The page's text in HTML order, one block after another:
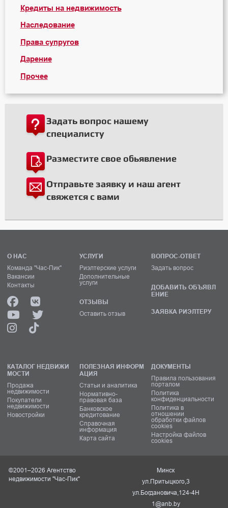
Кредиты на недвижимость
Наследование
Права супругов
Дарение
Прочее
Задать вопрос нашему
специалисту
Разместите свое обьявление
Отправьте заявку и наш агент
свяжется с вами
О НАС
Команда "Час-Пик"
Вакансии
Контакты
УСЛУГИ
Риэлтерские услуги
Дополнительные
услуги
ОТЗЫВЫ
Оставить отзыв
ВОПРОС-ОТВЕТ
Задать вопрос
ДОБАВИТЬ ОБЪЯВЛ
ЕНИЕ
ЗАЯВКА РИЭЛТЕРУ
КАТАЛОГ НЕДВИЖИ
МОСТИ
Продажа
недвижимости
Покупатели
недвижимости
Новостройки
ПОЛЕЗНАЯ ИНФОРМ
АЦИЯ
Статьи и аналитика
Нормативно-
правовая база
Банковское
кредитование
Справочная
информация
Карта сайта
ДОКУМЕНТЫ
Правила пользования
порталом
Политика
конфиденциальности
Политика в
отношении
обработки файлов
cookies
Настройка файлов
cookies
©2001–2026 Агентство
недвижимости "Час-Пик"
Минск
ул.Притыцкого,3
ул.Богдановича,124-4Н
1@anb.by